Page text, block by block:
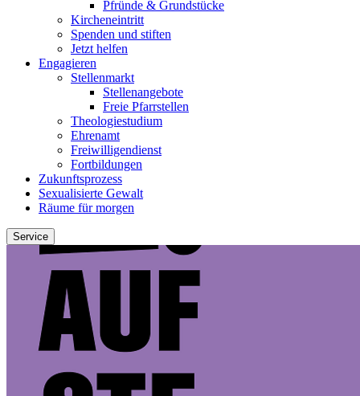
Pfründe & Grundstücke
Kircheneintritt
Spenden und stiften
Jetzt helfen
Engagieren
Stellenmarkt
Stellenangebote
Freie Pfarrstellen
Theologiestudium
Ehrenamt
Freiwilligendienst
Fortbildungen
Zukunftsprozess
Sexualisierte Gewalt
Räume für morgen
Service